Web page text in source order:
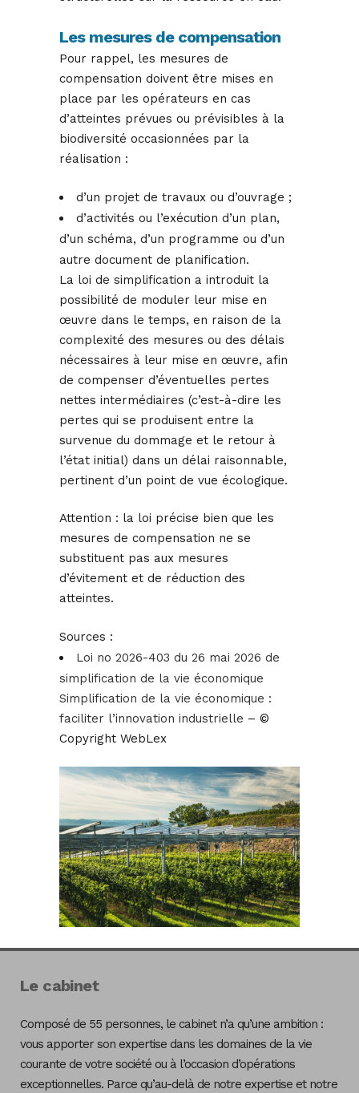
Les mesures de compensation
Pour rappel, les mesures de
compensation doivent être mises en
place par les opérateurs en cas
d’atteintes prévues ou prévisibles à la
biodiversité occasionnées par la
réalisation :
d’un projet de travaux ou d’ouvrage ;
d’activités ou l’exécution d’un plan,
d’un schéma, d’un programme ou d’un
autre document de planification.
La loi de simplification a introduit la
possibilité de moduler leur mise en
œuvre dans le temps, en raison de la
complexité des mesures ou des délais
nécessaires à leur mise en œuvre, afin
de compenser d’éventuelles pertes
nettes intermédiaires (c’est-à-dire les
pertes qui se produisent entre la
survenue du dommage et le retour à
l’état initial) dans un délai raisonnable,
pertinent d’un point de vue écologique.
Attention : la loi précise bien que les
mesures de compensation ne se
substituent pas aux mesures
d’évitement et de réduction des
atteintes.
Sources :
Loi no 2026-403 du 26 mai 2026 de
simplification de la vie économique
Simplification de la vie économique :
faciliter l’innovation industrielle – ©
Copyright WebLex
Le cabinet
Composé de 55 personnes, le cabinet n’a qu’une ambition :
vous apporter son expertise dans les domaines de la vie
courante de votre société ou à l’occasion d’opérations
exceptionnelles. Parce qu’au-delà de notre expertise et notre